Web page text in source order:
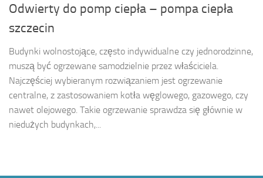
Odwierty do pomp ciepła – pompa ciepła
szczecin
Budynki wolnostojące, często indywidualne czy jednorodzinne,
muszą być ogrzewane samodzielnie przez właściciela.
Najczęściej wybieranym rozwiązaniem jest ogrzewanie
centralne, z zastosowaniem kotła węglowego, gazowego, czy
nawet olejowego. Takie ogrzewanie sprawdza się głównie w
niedużych budynkach,...